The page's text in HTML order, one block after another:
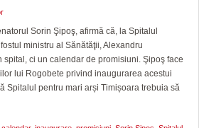
Sorin Şipoş, afirmă că, la Spitalul
ministru al Sănătăţii, Alexandru
spital, ci un calendar de promisiuni. Şipoş face
lui Rogobete privind inaugurarea acestui
Spitalul pentru mari arși Timișoara trebuia să